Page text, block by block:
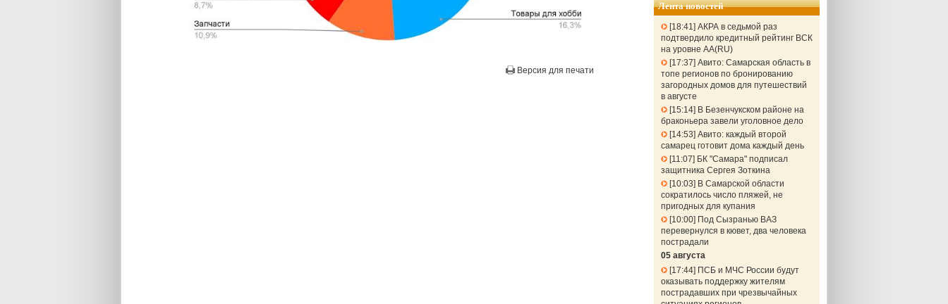
Версия для печати
Лента новостей
18:41 АКРА в седьмой раз
подтвердило кредитный рейтинг ВСК
на уровне АА(RU)
17:37 Авито: Самарская область в
топе регионов по бронированию
загородных домов для путешествий
в августе
15:14 В Безенчукском районе на
браконьера завели уголовное дело
14:53 Авито: каждый второй
самарец готовит дома каждый день
11:07
БК "Самара" подписал
защитника Сергея Зоткина
10:03
В Самарской области
сократилось число пляжей, не
пригодных для купания
10:00 Под Сызранью ВАЗ
перевернулся в кювет, два человека
пострадали
05 августа
17:44 ПСБ и МЧС России будут
оказывать поддержку жителям
пострадавших при чрезвычайных